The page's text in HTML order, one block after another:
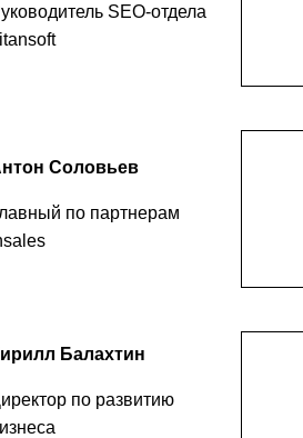
SEO-отдела
Соловьев
по партнерам
Балахтин
по развитию